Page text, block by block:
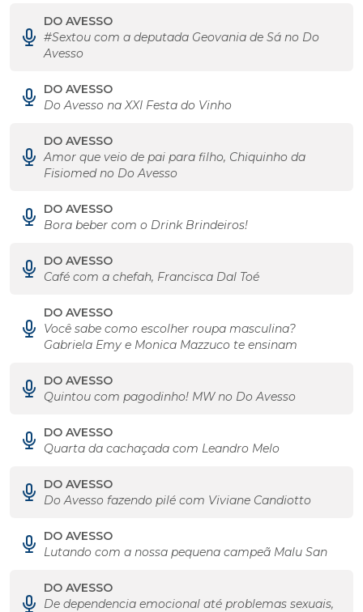
DO AVESSO
#Sextou com a deputada Geovania de Sá no Do
Avesso
DO AVESSO
Do Avesso na XXI Festa do Vinho
DO AVESSO
Amor que veio de pai para filho, Chiquinho da
Fisiomed no Do Avesso
DO AVESSO
Bora beber com o Drink Brindeiros!
DO AVESSO
Café com a chefah, Francisca Dal Toé
DO AVESSO
Você sabe como escolher roupa masculina?
Gabriela Emy e Monica Mazzuco te ensinam
DO AVESSO
Quintou com pagodinho! MW no Do Avesso
DO AVESSO
Quarta da cachaçada com Leandro Melo
DO AVESSO
Do Avesso fazendo pilé com Viviane Candiotto
DO AVESSO
Lutando com a nossa pequena campeã Malu San
DO AVESSO
De dependencia emocional até problemas sexuais,